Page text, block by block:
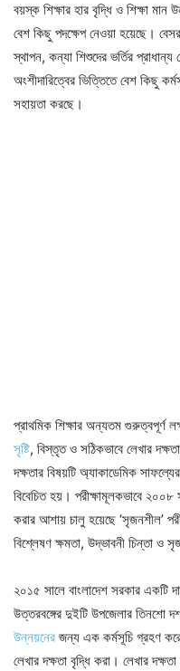
বয়স্ক শিক্ষার হার বৃদ্ধি ও শিক্ষা
বেশ কিছু পদক্ষেপ নেওয়া হয়েছে।
স্থাপন, কন্যা শিশুদের ভর্তির
অংশীদারিত্বের ভিত্তিতে বেশ কিছু
সহায়তা করছে।
প্রাথমিক শিক্ষার অন্যতম গুরুত্বপূর্ণ
সৃষ্টি, বিস্তৃত ও সঠিকভাবে লেখার
দক্ষতার বিষয়টি অ্যাকাডেমিক
বিবেচিত হয়। পরীক্ষামূলকভাবে ২০০৮
করার আশায় চালু হয়েছে ‘সৃজনশীল’
বিশ্লেষণ ক্ষমতা, উদ্ভাবনী চিন্তা ও
২০১৫ সালে বাংলাদেশ সরকার একটি
উত্তরবঙ্গের দুইটি উপজেলার তিনশো
উন্নয়নের জন্য এক কর্মসূচি গ্রহণ করে
লেখার দক্ষতা বৃদ্ধি করা। লেখার